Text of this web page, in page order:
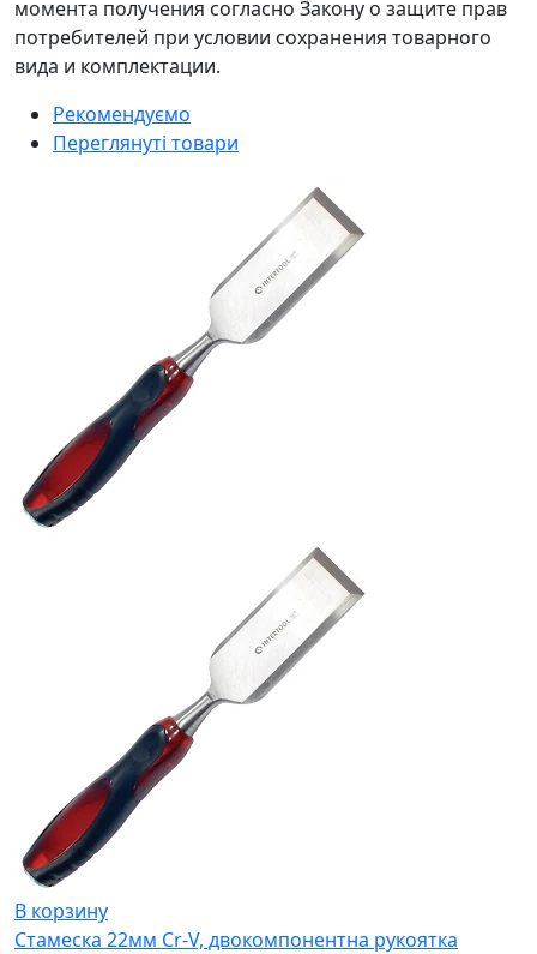
момента получения согласно Закону о защите прав
потребителей при условии сохранения товарного
вида и комплектации.
Рекомендуємо
Переглянуті товари
В корзину
Стамеска 22мм Cr-V, двокомпонентна рукоятка